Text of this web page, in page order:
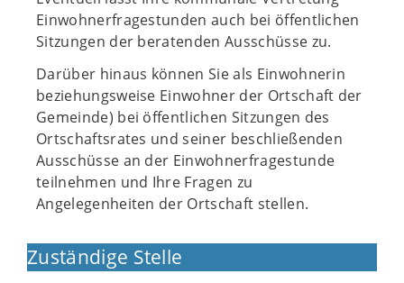
Einwohnerfragestunden auch bei öffentlichen
Sitzungen der beratenden Ausschüsse zu.
Darüber hinaus können Sie als Einwohnerin
beziehungsweise Einwohner der Ortschaft der
Gemeinde) bei öffentlichen Sitzungen des
Ortschaftsrates und seiner beschließenden
Ausschüsse an der Einwohnerfragestunde
teilnehmen und Ihre Fragen zu
Angelegenheiten der Ortschaft stellen.
Zuständige Stelle